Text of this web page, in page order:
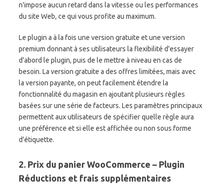
n'impose aucun retard dans la vitesse ou les performances
du site Web, ce qui vous profite au maximum.
Le plugin a à la fois une version gratuite et une version
premium donnant à ses utilisateurs la flexibilité d'essayer
d'abord le plugin, puis de le mettre à niveau en cas de
besoin. La version gratuite a des offres limitées, mais avec
la version payante, on peut facilement étendre la
fonctionnalité du magasin en ajoutant plusieurs règles
basées sur une série de facteurs. Les paramètres principaux
permettent aux utilisateurs de spécifier quelle règle aura
une préférence et si elle est affichée ou non sous forme
d'étiquette.
2. Prix du panier WooCommerce – Plugin
Réductions et frais supplémentaires